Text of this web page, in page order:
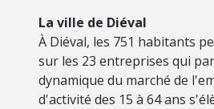
La ville de Diéval
À Diéval, les 751 habitants
sur les 23 entreprises qui
dynamique du marché de
d'activité des 15 à 64 ans